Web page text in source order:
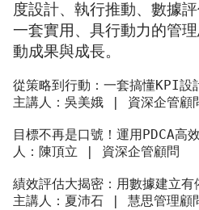
度設計、執行推動、數據
一套實用、具行動力的管
動成果與成長。
從策略到行動：一套搞懂KPI設
主講人：吳美娥 | 資深企管顧
目標不再是口號！運用PDCA高
人：陳頂立 | 資深企管顧問
績效評估大揭密：用數據建立
主講人：夏沛石 | 慧思管理顧